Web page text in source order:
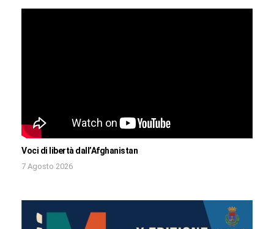
Voci di libertà dall’Afghanistan
7 Agosto 2026